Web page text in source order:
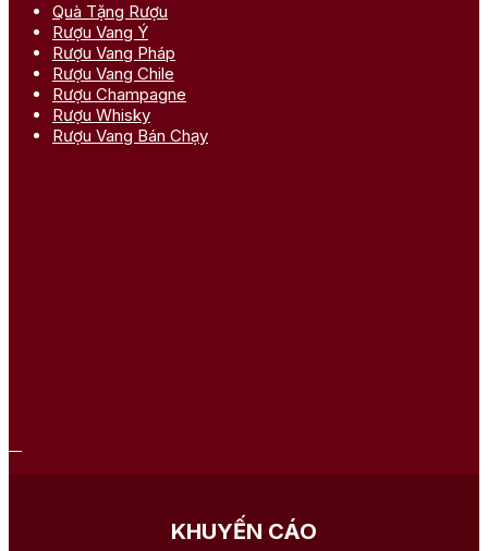
Quà Tặng Rượu
Rượu Vang Ý
Rượu Vang Pháp
Rượu Vang Chile
Rượu Champagne
Rượu Whisky
Rượu Vang Bán Chạy
KHUYẾN CÁO